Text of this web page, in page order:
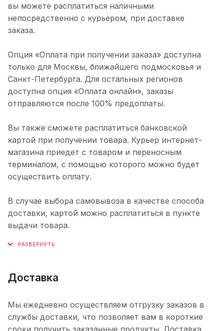
вы можете расплатиться наличными
непосредственно с курьером, при доставке
заказа.
Опция «Оплата при получении заказа» доступна
только для Москвы, ближайшего подмосковья и
Санкт-Петербурга. Для остальных регионов
доступна опция «Оплата онлайн», заказы
отправляются после 100% предоплаты.
Вы также сможете расплатиться банковской
картой при получении товара. Курьер интернет-
магазина приедет с товаром и переносным
терминалом, с помощью которого можно будет
осуществить оплату.
В случае выбора самовывоза в качестве способа
доставки, картой можно расплатиться в пункте
выдачи товара.
Доставка
Мы ежедневно осуществляем отгрузку заказов в
службы доставки, что позволяет вам в короткие
сроки получить заказанные продукты. Доставка